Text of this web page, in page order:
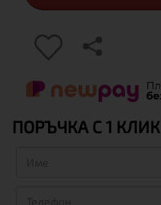
ПОРЪЧКА С 1 КЛИК